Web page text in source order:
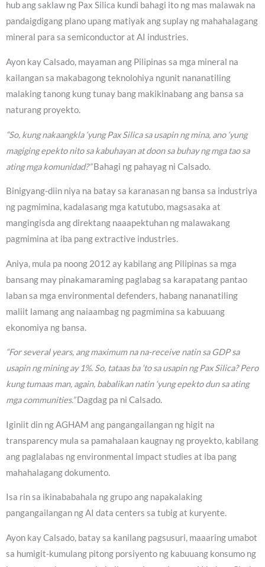
hub ang saklaw ng Pax Silica kundi bahagi ito ng mas malawak na
pandaigdigang plano upang matiyak ang suplay ng mahahalagang
mineral para sa semiconductor at AI industries.
Ayon kay Calsado, mayaman ang Pilipinas sa mga mineral na
kailangan sa makabagong teknolohiya ngunit nananatiling
malaking tanong kung tunay bang makikinabang ang bansa sa
naturang proyekto.
“So, kung nakaangkla ‘yung Pax Silica sa usapin ng mina, ano ‘yung
magiging epekto nito sa kabuhayan at doon sa buhay ng mga tao sa
ating mga komunidad?”Bahagi ng pahayag ni Calsado.
Binigyang-diin niya na batay sa karanasan ng bansa sa industriya
ng pagmimina, kadalasang mga katutubo, magsasaka at
mangingisda ang direktang naaapektuhan ng malawakang
pagmimina at iba pang extractive industries.
Aniya, mula pa noong 2012 ay kabilang ang Pilipinas sa mga
bansang may pinakamaraming paglabag sa karapatang pantao
laban sa mga environmental defenders, habang nananatiling
maliit lamang ang naiaambag ng pagmimina sa kabuuang
ekonomiya ng bansa.
“For several years, ang maximum na na-receive natin sa GDP sa
usapin ng mining ay 1%. So, tataas ba ‘to sa usapin ng Pax Silica? Pero
kung tumaas man, again, babalikan natin ‘yung epekto dun sa ating
mga communities.”Dagdag pa ni Calsado.
Iginiit din ng AGHAM ang pangangailangan ng higit na
transparency mula sa pamahalaan kaugnay ng proyekto, kabilang
ang paglalabas ng environmental impact studies at iba pang
mahahalagang dokumento.
Isa rin sa ikinababahala ng grupo ang napakalaking
pangangailangan ng AI data centers sa tubig at kuryente.
Ayon kay Calsado, batay sa kanilang pagsusuri, maaaring umabot
sa humigit-kumulang pitong porsiyento ng kabuuang konsumo ng